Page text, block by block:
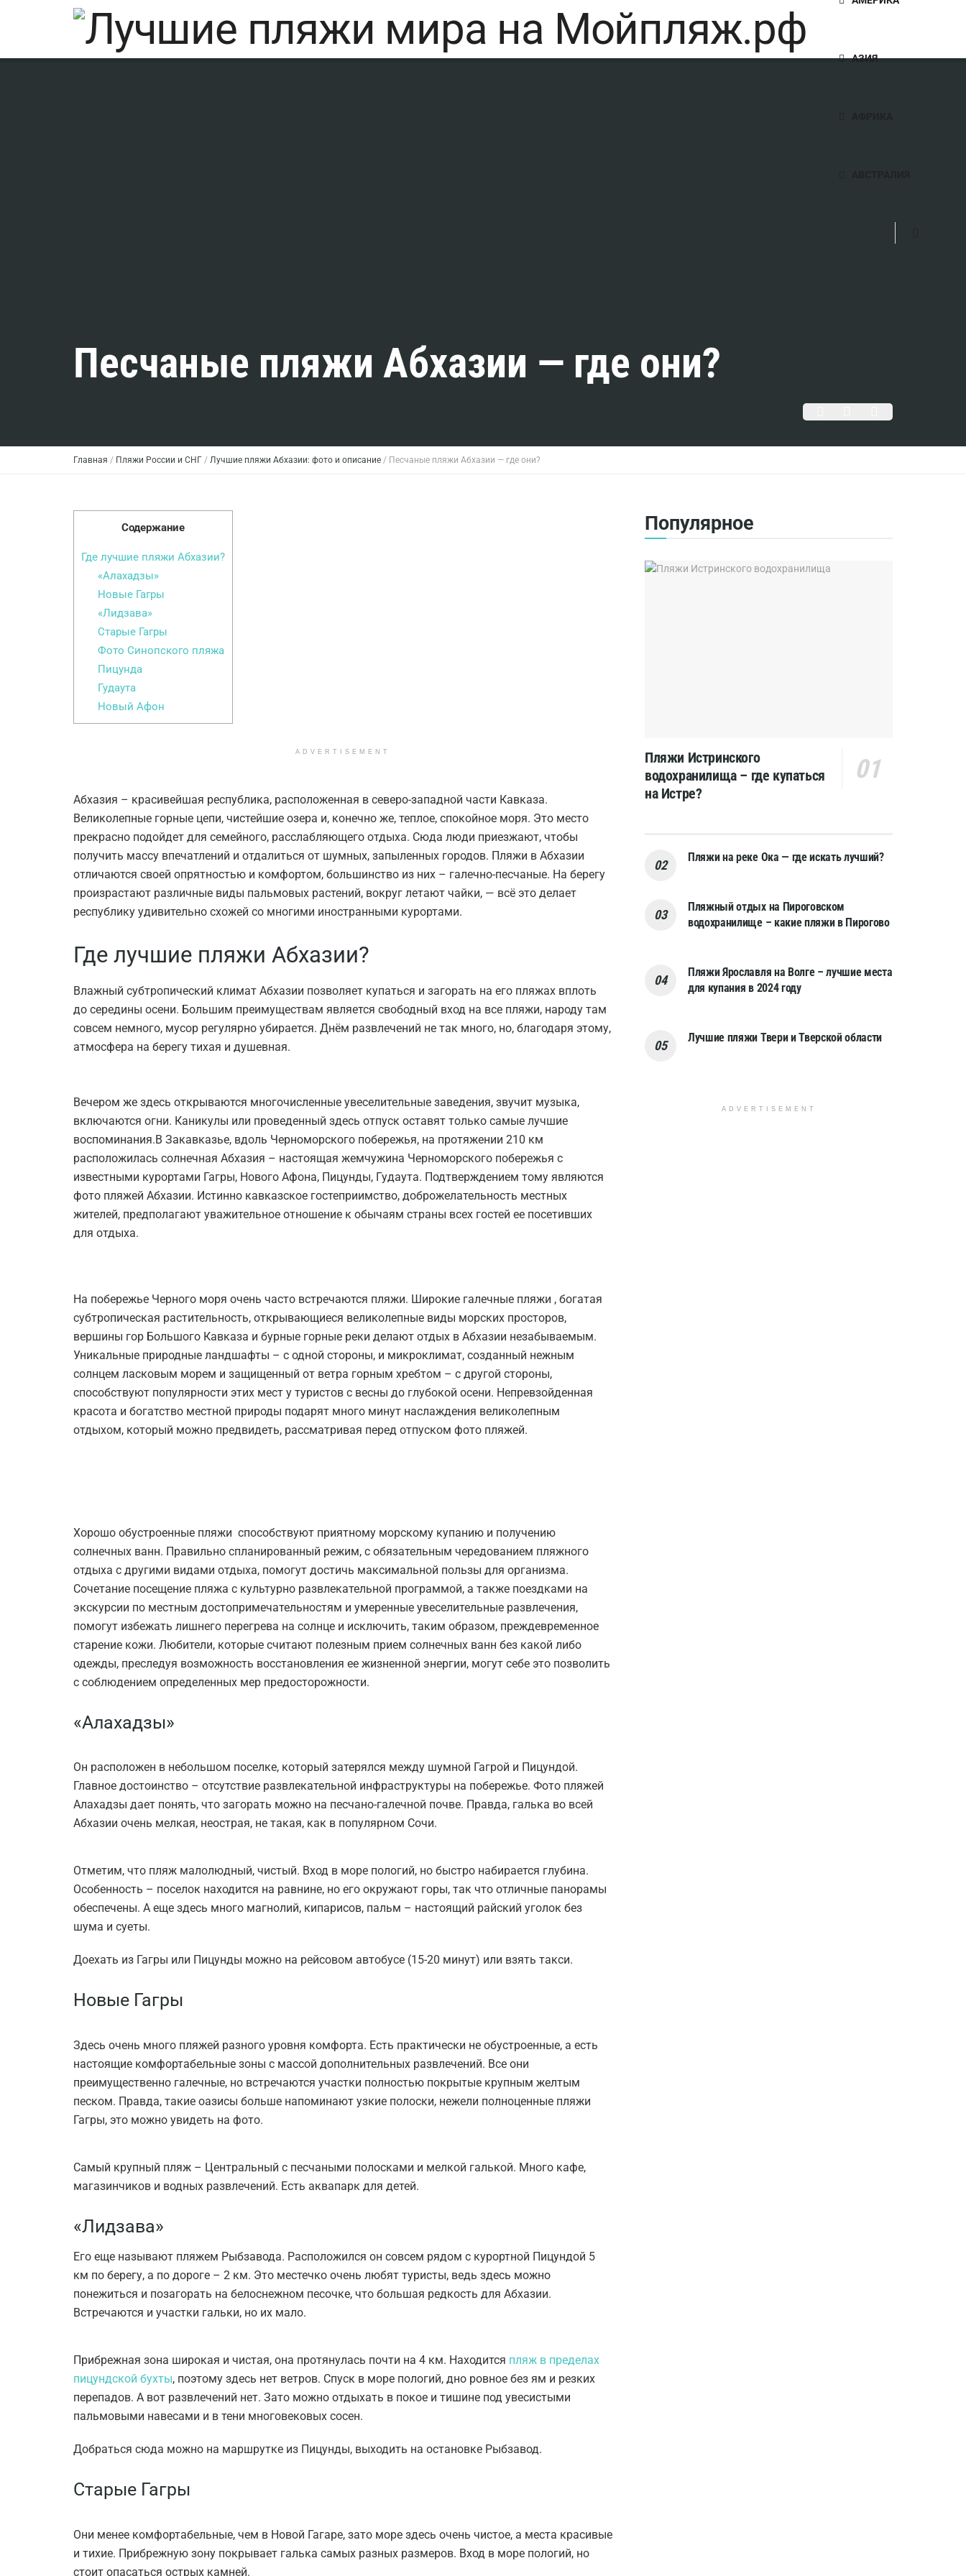
АЗИЯ
Песчаные пляжи Абхазии — где они?
Главная / Пляжи России и СНГ / Лучшие пляжи Абхазии: фото и описание / Песчаные пляжи Абхазии — где они?
Содержание
Где лучшие пляжи Абхазии?
«Алахадзы»
Новые Гагры
«Лидзава»
Старые Гагры
Фото Синопского пляжа
Пицунда
Гудаута
Новый Афон
ADVERTISEMENT
Абхазия – красивейшая республика, расположенная в северо-западной части Кавказа.
Великолепные горные цепи, чистейшие озера и, конечно же, теплое, спокойное моря. Это место
прекрасно подойдет для семейного, расслабляющего отдыха. Сюда люди приезжают, чтобы
получить массу впечатлений и отдалиться от шумных, запыленных городов. Пляжи в Абхазии
отличаются своей опрятностью и комфортом, большинство из них – галечно-песчаные. На берегу
произрастают различные виды пальмовых растений, вокруг летают чайки, — всё это делает
республику удивительно схожей со многими иностранными курортами.
Где лучшие пляжи Абхазии?
Влажный субтропический климат Абхазии позволяет купаться и загорать на его пляжах вплоть
до середины осени. Большим преимуществам является свободный вход на все пляжи, народу там
совсем немного, мусор регулярно убирается. Днём развлечений не так много, но, благодаря этому,
атмосфера на берегу тихая и душевная.
Вечером же здесь открываются многочисленные увеселительные заведения, звучит музыка,
включаются огни. Каникулы или проведенный здесь отпуск оставят только самые лучшие
воспоминания.В Закавказье, вдоль Черноморского побережья, на протяжении 210 км
расположилась солнечная Абхазия – настоящая жемчужина Черноморского побережья с
известными курортами Гагры, Нового Афона, Пицунды, Гудаута. Подтверждением тому являются
фото пляжей Абхазии. Истинно кавказское гостеприимство, доброжелательность местных
жителей, предполагают уважительное отношение к обычаям страны всех гостей ее посетивших
для отдыха.
На побережье Черного моря очень часто встречаются пляжи. Широкие галечные пляжи , богатая
субтропическая растительность, открывающиеся великолепные виды морских просторов,
вершины гор Большого Кавказа и бурные горные реки делают отдых в Абхазии незабываемым.
Уникальные природные ландшафты – с одной стороны, и микроклимат, созданный нежным
солнцем ласковым морем и защищенный от ветра горным хребтом – с другой стороны,
способствуют популярности этих мест у туристов с весны до глубокой осени. Непревзойденная
красота и богатство местной природы подарят много минут наслаждения великолепным
отдыхом, который можно предвидеть, рассматривая перед отпуском фото пляжей.
Хорошо обустроенные пляжи способствуют приятному морскому купанию и получению
солнечных ванн. Правильно спланированный режим, с обязательным чередованием пляжного
отдыха с другими видами отдыха, помогут достичь максимальной пользы для организма.
Сочетание посещение пляжа с культурно развлекательной программой, а также поездками на
экскурсии по местным достопримечательностям и умеренные увеселительные развлечения,
помогут избежать лишнего перегрева на солнце и исключить, таким образом, преждевременное
старение кожи. Любители, которые считают полезным прием солнечных ванн без какой либо
одежды, преследуя возможность восстановления ее жизненной энергии, могут себе это позволить
с соблюдением определенных мер предосторожности.
«Алахадзы»
Он расположен в небольшом поселке, который затерялся между шумной Гагрой и Пицундой.
Главное достоинство – отсутствие развлекательной инфраструктуры на побережье. Фото пляжей
Алахадзы дает понять, что загорать можно на песчано-галечной почве. Правда, галька во всей
Абхазии очень мелкая, неострая, не такая, как в популярном Сочи.
Отметим, что пляж малолюдный, чистый. Вход в море пологий, но быстро набирается глубина.
Особенность – поселок находится на равнине, но его окружают горы, так что отличные панорамы
обеспечены. А еще здесь много магнолий, кипарисов, пальм – настоящий райский уголок без
шума и суеты.
Доехать из Гагры или Пицунды можно на рейсовом автобусе (15-20 минут) или взять такси.
Новые Гагры
Здесь очень много пляжей разного уровня комфорта. Есть практически не обустроенные, а есть
настоящие комфортабельные зоны с массой дополнительных развлечений. Все они
преимущественно галечные, но встречаются участки полностью покрытые крупным желтым
песком. Правда, такие оазисы больше напоминают узкие полоски, нежели полноценные пляжи
Гагры, это можно увидеть на фото.
Самый крупный пляж – Центральный с песчаными полосками и мелкой галькой. Много кафе,
магазинчиков и водных развлечений. Есть аквапарк для детей.
«Лидзава»
Его еще называют пляжем Рыбзавода. Расположился он совсем рядом с курортной Пицундой 5
км по берегу, а по дороге – 2 км. Это местечко очень любят туристы, ведь здесь можно
понежиться и позагорать на белоснежном песочке, что большая редкость для Абхазии.
Встречаются и участки гальки, но их мало.
Прибрежная зона широкая и чистая, она протянулась почти на 4 км. Находится пляж в пределах
пицундской бухты, поэтому здесь нет ветров. Спуск в море пологий, дно ровное без ям и резких
перепадов. А вот развлечений нет. Зато можно отдыхать в покое и тишине под увесистыми
пальмовыми навесами и в тени многовековых сосен.
Добраться сюда можно на маршрутке из Пицунды, выходить на остановке Рыбзавод.
Старые Гагры
Они менее комфортабельные, чем в Новой Гагаре, зато море здесь очень чистое, а места красивые
и тихие. Прибрежную зону покрывает галька самых разных размеров. Вход в море пологий, но
стоит опасаться острых камней.
Популярное
Пляжи Истринского
водохранилища – где купаться
на Истре?
Пляжи на реке Ока — где искать лучший?
Пляжный отдых на Пироговском
водохранилище – какие пляжи в Пирогово
Пляжи Ярославля на Волге – лучшие места
для купания в 2024 году
Лучшие пляжи Твери и Тверской области
ADVERTISEMENT